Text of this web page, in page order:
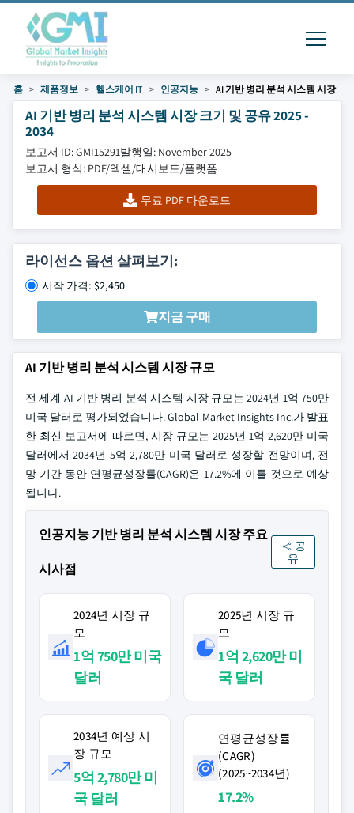
홈 제품정보 헬스케어 IT 인공지능 AI 기반 병리 분석 시스템 시장
AI 기반 병리 분석 시스템 시장 크기 및 공유 2025 -
2034
보고서 ID: GMI15291발행일: November 2025
보고서 형식: PDF/엑셀/대시보드/플랫폼
무료 PDF 다운로드
라이선스 옵션 살펴보기:
시작 가격: $2,450
지금 구매
AI 기반 병리 분석 시스템 시장 규모
전 세계 AI 기반 병리 분석 시스템 시장 규모는 2024년 1억 750만
미국 달러로 평가되었습니다. Global Market Insights Inc.가 발표
한 최신 보고서에 따르면, 시장 규모는 2025년 1억 2,620만 미국
달러에서 2034년 5억 2,780만 미국 달러로 성장할 전망이며, 전
망 기간 동안 연평균성장률(CAGR)은 17.2%에 이를 것으로 예상
됩니다.
인공지능 기반 병리 분석 시스템 시장 주요
시사점
공
유
2024년 시장 규
모
1억 750만 미국
달러
2025년 시장 규
모
1억 2,620만 미
국 달러
2034년 예상 시
장 규모
5억 2,780만 미
국 달러
연평균성장률
(CAGR)
(2025~2034년)
17.2%